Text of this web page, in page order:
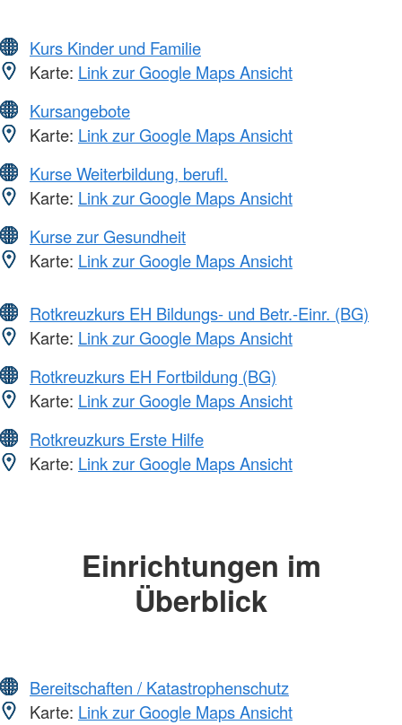
Kurs Kinder und Familie
Karte: Link zur Google Maps Ansicht
Kursangebote
Karte: Link zur Google Maps Ansicht
Kurse Weiterbildung, berufl.
Karte: Link zur Google Maps Ansicht
Kurse zur Gesundheit
Karte: Link zur Google Maps Ansicht
Rotkreuzkurs EH Bildungs- und Betr.-Einr. (BG)
Karte: Link zur Google Maps Ansicht
Rotkreuzkurs EH Fortbildung (BG)
Karte: Link zur Google Maps Ansicht
Rotkreuzkurs Erste Hilfe
Karte: Link zur Google Maps Ansicht
Einrichtungen im
Überblick
Bereitschaften / Katastrophenschutz
Karte: Link zur Google Maps Ansicht